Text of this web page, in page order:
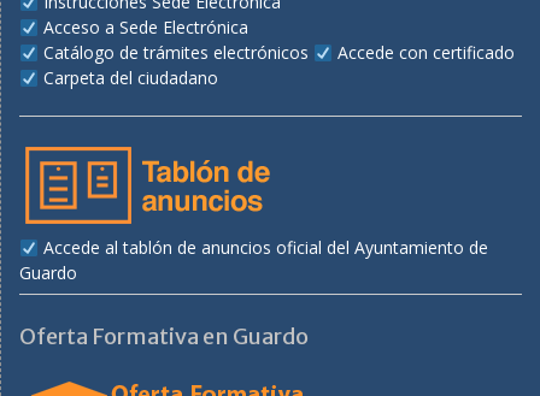
Acceso a Sede Electrónica
Catálogo de trámites electrónicos
Accede con certificado
Carpeta del ciudadano
Accede al tablón de anuncios oficial del Ayuntamiento de
Guardo
Oferta Formativa en Guardo